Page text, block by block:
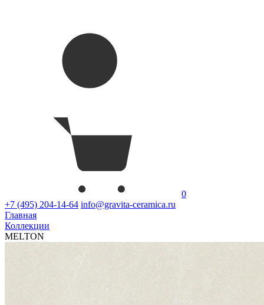
0
+7 (495) 204-14-64 info@gravita-ceramica.ru
Главная
Коллекции
MELTON